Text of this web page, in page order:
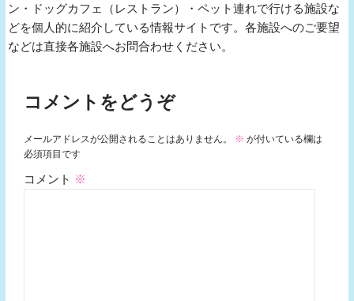
ン・ドッグカフェ（レストラン）・ペット連れで行ける施設な
どを個人的に紹介している情報サイトです。各施設へのご要望
などは直接各施設へお問合わせください。
コメントをどうぞ
メールアドレスが公開されることはありません。 ※ が付いている欄は
必須項目です
コメント ※